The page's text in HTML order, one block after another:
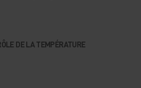
DE LA TEMPÉRATURE